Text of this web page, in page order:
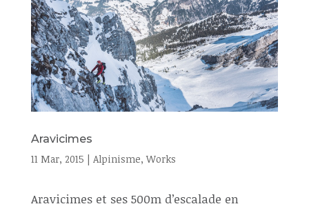
Aravicimes
11 Mar, 2015 | Alpinisme,Works
Aravicimes et ses 500m d’escalade en